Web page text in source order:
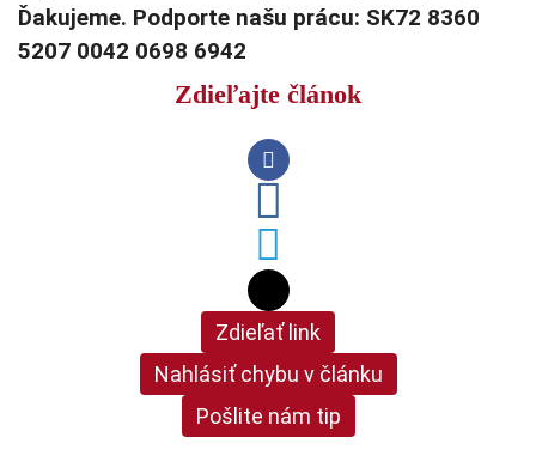
Ďakujeme. Podporte našu prácu: SK72 8360
5207 0042 0698 6942
Zdieľajte článok
Zdieľať link
Nahlásiť chybu v článku
Pošlite nám tip